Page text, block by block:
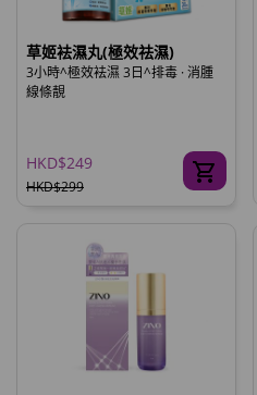
草姬袪濕丸(極效祛濕)
3小時^極效袪濕 3日^排毒 · 消腫
線條靚
HKD$249
HKD$299